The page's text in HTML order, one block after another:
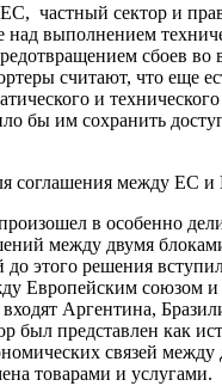
частный сектор и
над выполнением
сбоев во
считают, что еще
и
бы им сохранить
соглашения между ЕС и
в особенно
между двумя
до этого решения
Европейским союзом
входят Аргентина,
был представлен как
связей между
товарами и услугами.